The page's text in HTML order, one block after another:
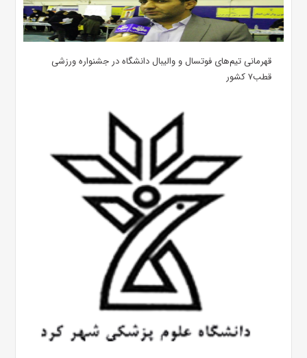
قهرمانی تیم‌های فوتسال و والیبال دانشگاه در جشنواره ورزشی
قطب۷ کشور